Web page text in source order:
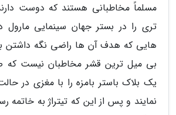
مسلماً مخاطبانی هستند که دوست
تری را در بستر جهان سینمایی مارول
هایی که هدف آن ها راضی نگه داشتن
بی میل ترین قشر مخاطبان نیست که
یک بلاک باستر بامزه را با مغزی در
نمایند و پس از این که تیتراژ به خاتمه